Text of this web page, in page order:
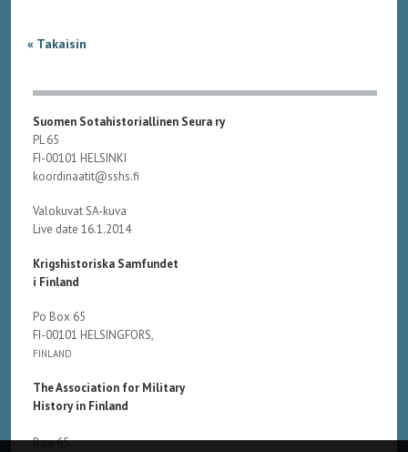
« Takaisin
Suomen Sotahistoriallinen Seura ry
PL 65
FI-00101 HELSINKI
koordinaatit@sshs.fi
Valokuvat SA-kuva
Live date 16.1.2014
Krigshistoriska Samfundet
i Finland
Po Box 65
FI-00101 HELSINGFORS,
FINLAND
The Association for Military
History in Finland
Box 65